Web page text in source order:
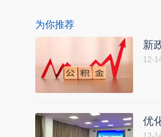
为你推荐
新
12-
优